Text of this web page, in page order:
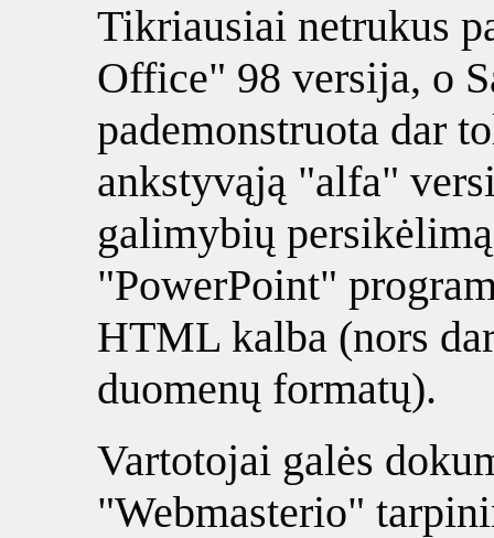
Tikriausiai netrukus
Office" 98 versija, o
pademonstruota dar
ankstyvąją "alfa"
galimybių
"PowerPoint"
HTML kalba (nors
duomenų formatų).
Vartotojai galės
"Webmasterio"